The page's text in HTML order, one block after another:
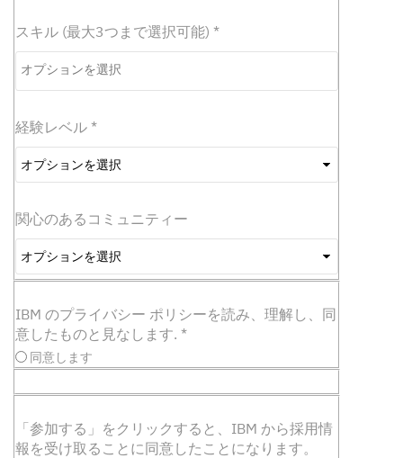
スキル (最大3つまで選択可能) *
経験レベル *
関心のあるコミュニティー
IBM のプライバシー ポリシーを読み、理解し、同
意したものと見なします. *
同意します
「参加する」をクリックすると、IBM から採用情
報を受け取ることに同意したことになります。